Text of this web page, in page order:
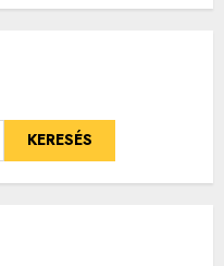
KERESÉS